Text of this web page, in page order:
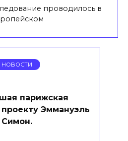
проводилось в
НОВОСТИ
парижская
Эммануэль
Симон.